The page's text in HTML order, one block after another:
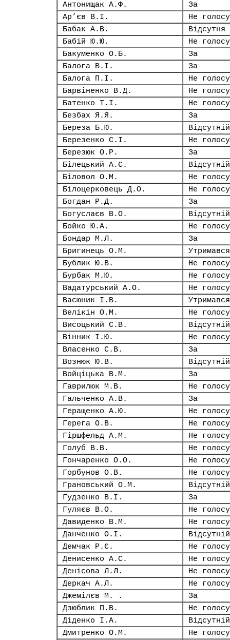
Антонищак А.Ф.
За
Ар’єв В.І.
Не
Бабак А.В.
Відсутня
Бабій Ю.Ю.
Не
Бакуменко О.Б.
За
Балога В.І.
За
Балога П.І.
Не
Барвіненко В.Д.
Не
Батенко Т.І.
Не
Безбах Я.Я.
За
Береза Б.Ю.
Відсутній
Березенко С.І.
Не
Березюк О.Р.
За
Білецький А.Є.
Відсутній
Біловол О.М.
Не
Білоцерковець Д.О.
Не
Богдан Р.Д.
За
Богуслаєв В.О.
Відсутній
Бойко Ю.А.
Не
Бондар М.Л.
За
Бригинець О.М.
Утримався
Бублик Ю.В.
Не
Бурбак М.Ю.
Не
Вадатурський А.О.
Не
Васюник І.В.
Утримався
Велікін О.М.
Не
Висоцький С.В.
Відсутній
Вінник І.Ю.
Не
Власенко С.В.
За
Вознюк Ю.В.
Відсутній
Войціцька В.М.
За
Гаврилюк М.В.
Не
Гальченко А.В.
За
Геращенко А.Ю.
Не
Герега О.В.
Не
Гіршфельд А.М.
Не
Голуб В.В.
Не
Гончаренко О.О.
Не
Горбунов О.В.
Не
Грановський О.М.
Відсутній
Гудзенко В.І.
За
Гуляєв В.О.
Не
Давиденко В.М.
Не
Данченко О.І.
Відсутній
Демчак Р.Є.
Не
Денисенко А.С.
Не
Денісова Л.Л.
Не
Деркач А.Л.
Не
Джемілєв М. .
За
Дзюблик П.В.
Не
Діденко І.А.
Відсутній
Дмитренко О.М.
Не